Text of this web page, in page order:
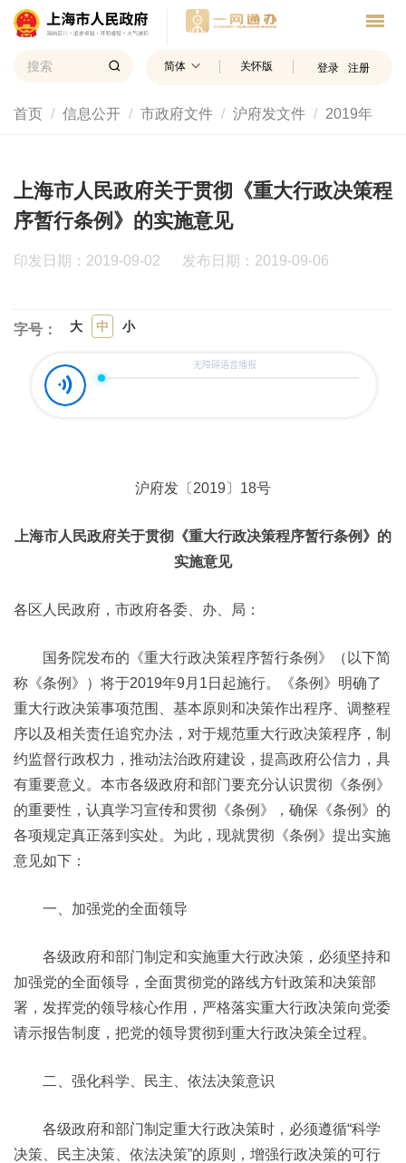
简体 关怀版 登录 注册
首页 信息公开 市政府文件 沪府发文件 2019年
上海市人民政府关于贯彻《重大行政决策程
序暂行条例》的实施意见
印发日期：2019-09-02 发布日期：2019-09-06
字号： 大 中 小
沪府发〔2019〕18号
上海市人民政府关于贯彻《重大行政决策程序暂行条例》的
实施意见
各区人民政府，市政府各委、办、局：
国务院发布的《重大行政决策程序暂行条例》（以下简
称《条例》）将于2019年9月1日起施行。《条例》明确了
重大行政决策事项范围、基本原则和决策作出程序、调整程
序以及相关责任追究办法，对于规范重大行政决策程序，制
约监督行政权力，推动法治政府建设，提高政府公信力，具
有重要意义。本市各级政府和部门要充分认识贯彻《条例》
的重要性，认真学习宣传和贯彻《条例》，确保《条例》的
各项规定真正落到实处。为此，现就贯彻《条例》提出实施
意见如下：
一、加强党的全面领导
各级政府和部门制定和实施重大行政决策，必须坚持和
加强党的全面领导，全面贯彻党的路线方针政策和决策部
署，发挥党的领导核心作用，严格落实重大行政决策向党委
请示报告制度，把党的领导贯彻到重大行政决策全过程。
二、强化科学、民主、依法决策意识
各级政府和部门制定重大行政决策时，必须遵循“科学
决策、民主决策、依法决策”的原则，增强行政决策的可行